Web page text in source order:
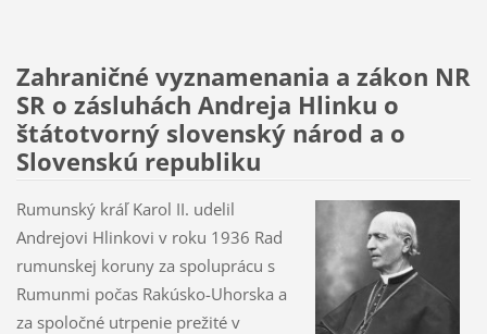
Zahraničné vyznamenania a zákon NR
SR o zásluhách Andreja Hlinku o
štátotvorný slovenský národ a o
Slovenskú republiku
Rumunský kráľ Karol II. udelil
Andrejovi Hlinkovi v roku 1936 Rad
rumunskej koruny za spoluprácu s
Rumunmi počas Rakúsko-Uhorska a
za spoločné utrpenie prežité v